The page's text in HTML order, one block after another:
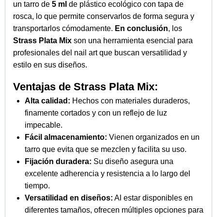
un tarro de 5 ml de plástico ecológico con tapa de
rosca, lo que permite conservarlos de forma segura y
transportarlos cómodamente. En conclusión, los
Strass Plata Mix son una herramienta esencial para
profesionales del nail art que buscan versatilidad y
estilo en sus diseños.
Ventajas de Strass Plata Mix:
Alta calidad: Hechos con materiales duraderos,
finamente cortados y con un reflejo de luz
impecable.
Fácil almacenamiento: Vienen organizados en un
tarro que evita que se mezclen y facilita su uso.
Fijación duradera: Su diseño asegura una
excelente adherencia y resistencia a lo largo del
tiempo.
Versatilidad en diseños: Al estar disponibles en
diferentes tamaños, ofrecen múltiples opciones para